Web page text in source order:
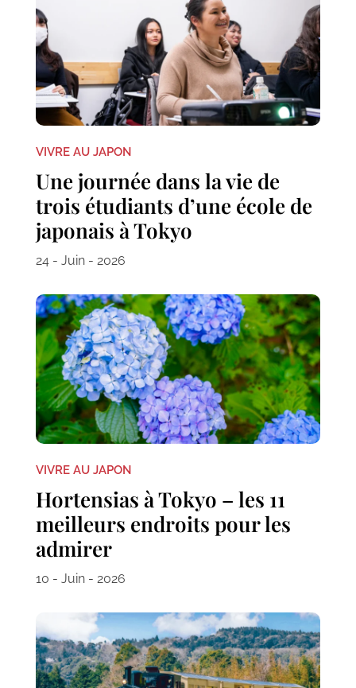
VIVRE AU JAPON
Une journée dans la vie de
trois étudiants d’une école de
japonais à Tokyo
24 - Juin - 2026
VIVRE AU JAPON
Hortensias à Tokyo – les 11
meilleurs endroits pour les
admirer
10 - Juin - 2026